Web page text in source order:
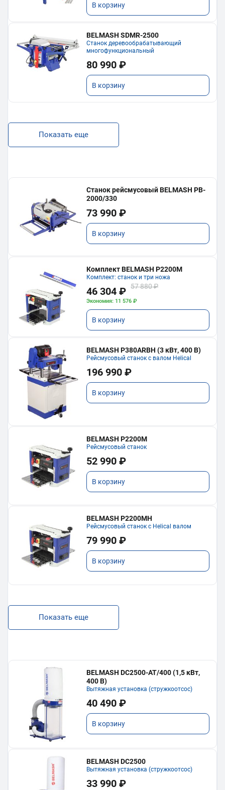
В корзину
BELMASH SDMR-2500
Станок деревообрабатывающий
многофункциональный
80 990 ₽
В корзину
Показать еще
Станок рейсмусовый BELMASH PB-
2000/330
73 990 ₽
В корзину
Комплект BELMASH P2200M
Комплект: станок и три ножа
46 304 ₽ 57 880 ₽
Экономия: 11 576 ₽
В корзину
BELMASH P380ARBH (3 кВт, 400 В)
Рейсмусовый станок с валом Helical
196 990 ₽
В корзину
BELMASH P2200M
Рейсмусовый станок
52 990 ₽
В корзину
BELMASH P2200MH
Рейсмусовый станок с Helical валом
79 990 ₽
В корзину
Показать еще
BELMASH DC2500-AT/400 (1,5 кВт,
400 В)
Вытяжная установка (стружкоотсос)
40 490 ₽
В корзину
BELMASH DC2500
Вытяжная установка (стружкоотсос)
33 990 ₽